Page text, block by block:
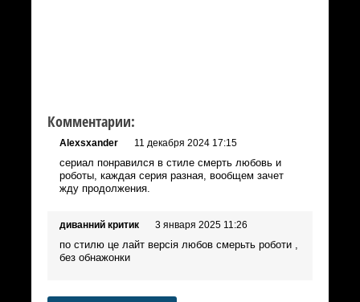
Комментарии:
Alexsxander 11 декабря 2024 17:15
сериал понравился в стиле смерть любовь и
роботы, каждая серия разная, вообщем зачет
жду продолжения.
диванний критик 3 января 2025 11:26
по стилю це лайт версія любов смерьть роботи ,
без обнажонки